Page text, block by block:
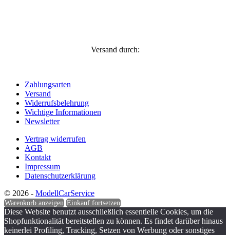
Versand durch:
Zahlungsarten
Versand
Widerrufsbelehrung
Wichtige Informationen
Newsletter
Vertrag widerrufen
AGB
Kontakt
Impressum
Datenschutzerklärung
© 2026 - ModellCarService
Warenkorb anzeigen Einkauf fortsetzen
Diese Website benutzt ausschließlich essentielle Cookies, um die
Shopfunktionalität bereitstellen zu können. Es findet darüber hinaus
keinerlei Profiling, Tracking, Setzen von Werbung oder sonstiges